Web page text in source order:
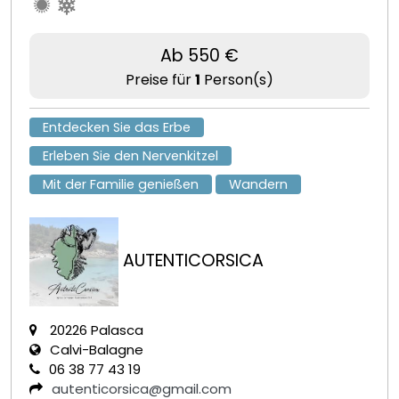
Ab 550 €
Preise für1 Person(s)
Entdecken Sie das Erbe
Erleben Sie den Nervenkitzel
Mit der Familie genießen
Wandern
AUTENTICORSICA
20226 Palasca
Calvi-Balagne
06 38 77 43 19
autenticorsica@gmail.com